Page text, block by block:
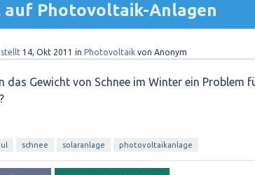
auf Photovoltaik-Anlagen
14, Okt 2011 in Photovoltaik von Anonym
das Gewicht von Schnee im Winter ein Problem
schnee solaranlage photovoltaikanlage